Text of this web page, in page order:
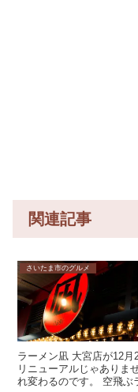
関連記事
さいたま市のグルメ
ラーメン凪 大宮店が12
リニューアルじゃありま
れ変わるのです。 空飛ぶ